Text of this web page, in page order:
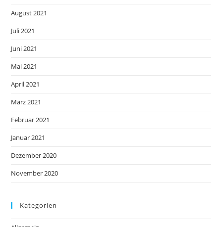
August 2021
Juli 2021
Juni 2021
Mai 2021
April 2021
März 2021
Februar 2021
Januar 2021
Dezember 2020
November 2020
Kategorien